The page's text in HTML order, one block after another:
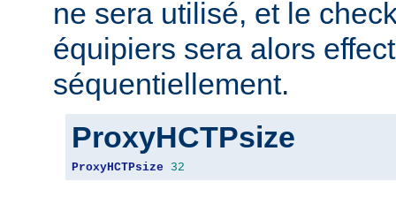
ne sera utilisé, et le
équipiers sera alors
séquentiellement.
ProxyHCTPsize
ProxyHCTPsize 32